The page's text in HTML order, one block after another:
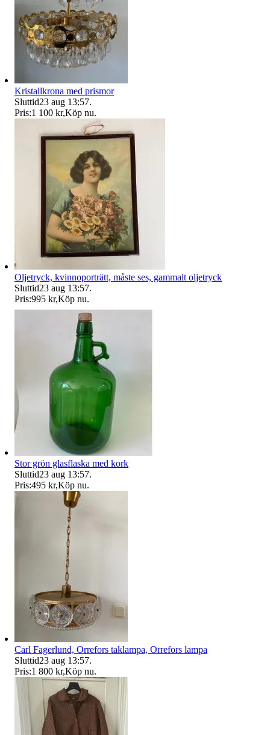
Kristallkrona med prismor
Sluttid23 aug 13:57.
Pris:1 100 kr,Köp nu.
Oljetryck, kvinnoporträtt, måste ses, gammalt oljetryck
Sluttid23 aug 13:57.
Pris:995 kr,Köp nu.
Stor grön glasflaska med kork
Sluttid23 aug 13:57.
Pris:495 kr,Köp nu.
Carl Fagerlund, Orrefors taklampa, Orrefors lampa
Sluttid23 aug 13:57.
Pris:1 800 kr,Köp nu.